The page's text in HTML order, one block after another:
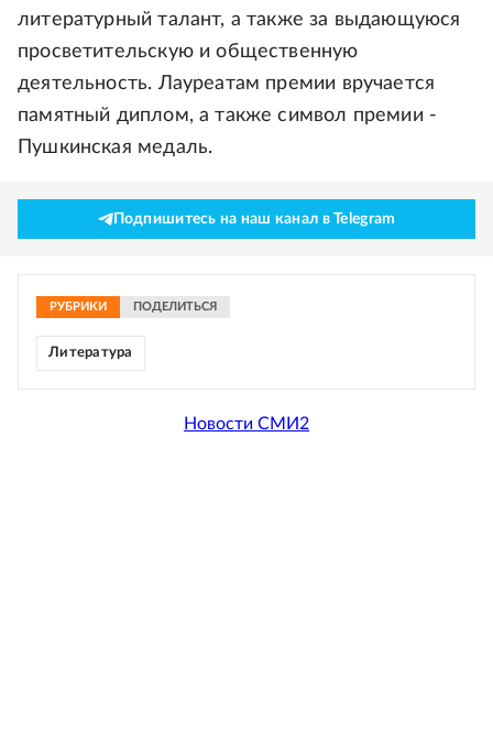
литературный талант, а также за выдающуюся
просветительскую и общественную
деятельность. Лауреатам премии вручается
памятный диплом, а также символ премии -
Пушкинская медаль.
Подпишитесь на наш канал в Telegram
РУБРИКИ ПОДЕЛИТЬСЯ
Литература
Новости СМИ2